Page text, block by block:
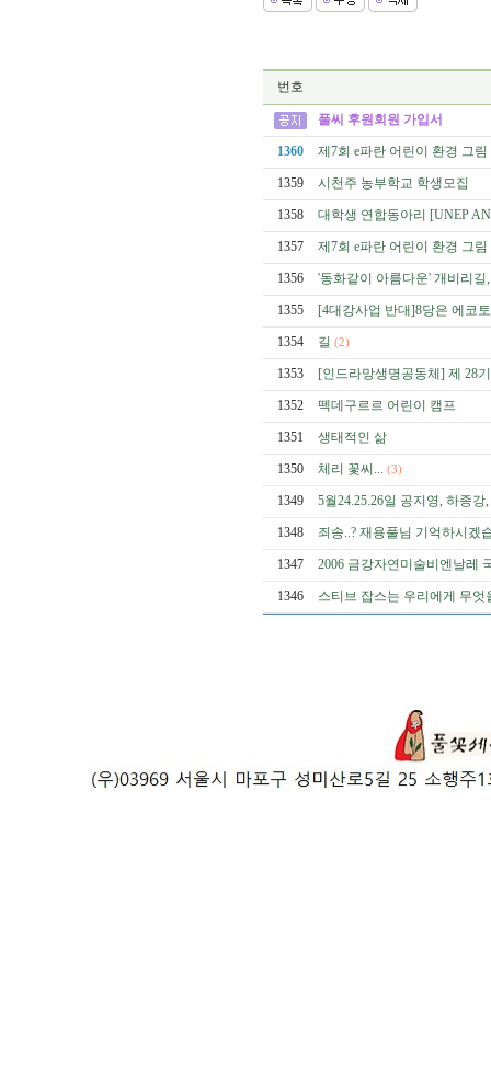
번호
풀씨 후원회원 가입서
1360 제7회 e파란 어린이 환경 그
1359 시천주 농부학교 학생모집
1358 대학생 연합동아리 [UNEP
1357 제7회 e파란 어린이 환경 그
1356 '동화같이 아름다운' 개비리
1355 [4대강사업 반대]8당은 에코
1354 길 (2)
1353 [인드라망생명공동체] 제 28
1352 떽데구르르 어린이 캠프
1351 생태적인 삶
1350 체리 꽃씨... (3)
1349 5월24.25.26일 공지영, 하종
1348 죄송..? 재용풀님 기억하시겠
1347 2006 금강자연미술비엔날레
1346 스티브 잡스는 우리에게 무엇